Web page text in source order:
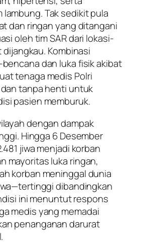
Tak sedikit pula
dan ringan yang ditangani
oleh tim SAR dari lokasi-
Kombinasi
dan luka fisik akibat
tenaga medis Polri
tanpa henti untuk
pasien memburuk.
dengan dampak
Hingga 6 Desember
jiwa menjadi korban
mayoritas luka ringan,
korban meninggal dunia
dibandingkan
ini menuntut respons
medis yang memadai
penanganan darurat